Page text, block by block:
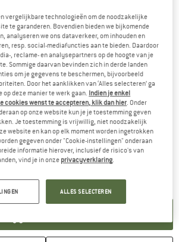
over de verzendkosten. Opent in een
vergelijkbare technologieën om de noodzakelijke
te garanderen. Bovendien bieden we bijkomende
analyseren we ons dataverkeer, om inhouden en
resp. social-mediafuncties aan te bieden. Daardoor
, reclame- en analysepartners op de hoogte van je
Sommige daarvan bevinden zich in derde landen
om je gegevens te beschermen, bijvoorbeeld
Door het aanklikken van ‘Alles selecteren’ ga
op deze manier te werk gaan. Indien je enkel
cookies wenst te accepteren, klik dan hier . Onder
op onze website kun je je toestemming geven
Je toestemming is vrijwillig, niet noodzakelijk
website en kan op elk moment worden ingetrokken
gegeven onder "Cookie-instellingen" onderaan
informatie hierover, inclusief de risico's van
vind je in onze privacyverklaring
ALLES SELECTEREN